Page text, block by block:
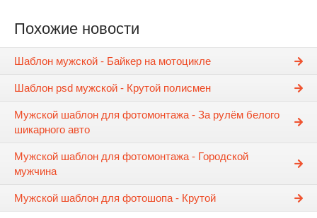
Похожие новости
Шаблон мужской - Байкер на мотоцикле
Шаблон psd мужской - Крутой полисмен
Мужской шаблон для фотомонтажа - За рулём белого
шикарного авто
Мужской шаблон для фотомонтажа - Городской
мужчина
Мужской шаблон для фотошопа - Крутой